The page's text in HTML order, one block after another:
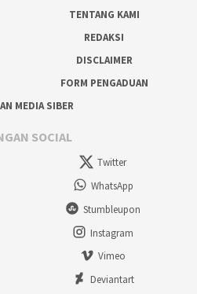
TENTANG KAMI
REDAKSI
DISCLAIMER
FORM PENGADUAN
MEDIA SIBER
SOCIAL
Twitter
WhatsApp
Stumbleupon
Instagram
Vimeo
Deviantart